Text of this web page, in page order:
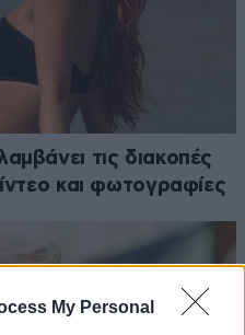
My Personal
τις διακοπές
και φωτογραφίες